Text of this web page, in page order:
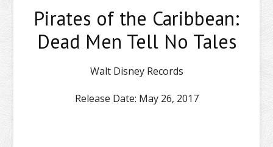
Pirates of the Caribbean:
Dead Men Tell No Tales
Walt Disney Records
Release Date: May 26, 2017